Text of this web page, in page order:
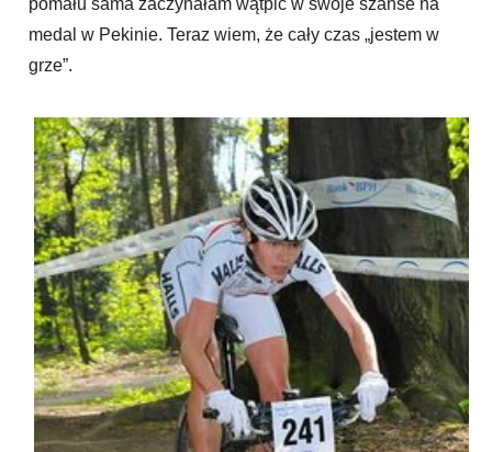
medal w Pekinie. Teraz wiem, że cały czas „jestem w
grze”.